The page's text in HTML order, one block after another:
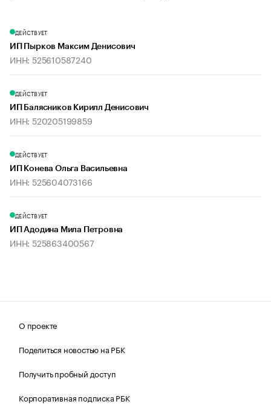
ДЕЙСТВУЕТ
ИП Пырков Максим Денисович
ИНН: 525610587240
ДЕЙСТВУЕТ
ИП Балясников Кирилл Денисович
ИНН: 520205199859
ДЕЙСТВУЕТ
ИП Конева Ольга Васильевна
ИНН: 525604073166
ДЕЙСТВУЕТ
ИП Адодина Мила Петровна
ИНН: 525863400567
О проекте
Поделиться новостью на РБК
Получить пробный доступ
Корпоративная подписка РБК